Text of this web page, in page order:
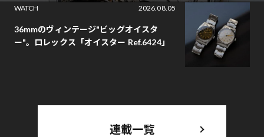
WATCH 2026.08.05
36mmのヴィンテージ"ビッグオイスタ
ー"。ロレックス「オイスター Ref.6424」
連載一覧